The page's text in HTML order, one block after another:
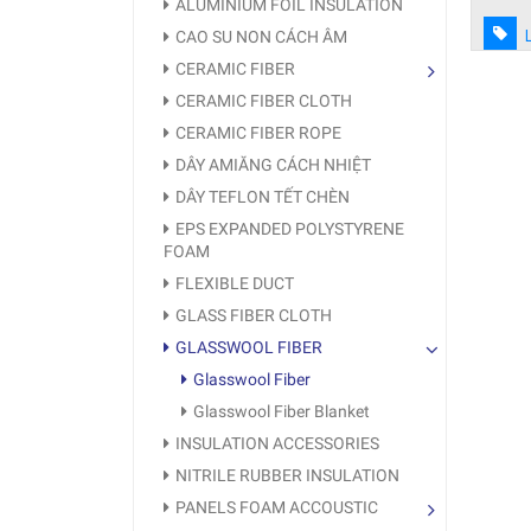
ALUMINIUM FOIL INSULATION
CAO SU NON CÁCH ÂM
CERAMIC FIBER
CERAMIC FIBER CLOTH
CERAMIC FIBER ROPE
DÂY AMIĂNG CÁCH NHIỆT
DÂY TEFLON TẾT CHÈN
EPS EXPANDED POLYSTYRENE
FOAM
FLEXIBLE DUCT
GLASS FIBER CLOTH
GLASSWOOL FIBER
Glasswool Fiber
Glasswool Fiber Blanket
INSULATION ACCESSORIES
NITRILE RUBBER INSULATION
PANELS FOAM ACCOUSTIC